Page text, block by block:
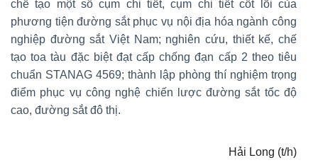
chế tạo một số cụm chi tiết, cụm chi tiết cốt lõi của
phương tiện đường sắt phục vụ nội địa hóa ngành công
nghiệp đường sắt Việt Nam; nghiên cứu, thiết kế, chế
tạo toa tàu đặc biệt đạt cấp chống đạn cấp 2 theo tiêu
chuẩn STANAG 4569; thành lập phòng thí nghiệm trọng
điểm phục vụ công nghệ chiến lược đường sắt tốc độ
cao, đường sắt đô thị.
Hải Long (t/h)